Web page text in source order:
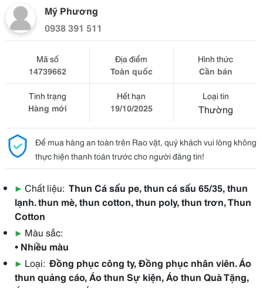
Mỹ Phương
0938 391 511
Mã số
14739662
Địa điểm
Toàn quốc
Hình thức
Cần bán
Tình trạng
Hàng mới
Hết hạn
19/10/2025
Loại tin
Thường
Để mua hàng an toàn trên Rao vặt, quý khách vui lòng không
thực hiện thanh toán trước cho người đăng tin!
▶ Chất liệu: Thun Cá sấu pe, thun cá sấu 65/35, thun
lạnh. thun mè, thun cotton, thun poly, thun trơn, Thun
Cotton
▶ Màu sắc:
• Nhiều màu
▶ Loại: Đồng phục công ty, Đồng phục nhân viên. Áo
thun quảng cáo, Áo thun Sự kiện, Áo thun Quà Tặng,